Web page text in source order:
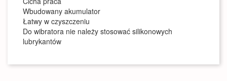
Wbudowany akumulator
Łatwy w czyszczeniu
Do wibratora nie należy stosować silikonowych
lubrykantów